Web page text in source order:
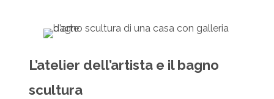
L’atelier dell’artista e il bagno
scultura